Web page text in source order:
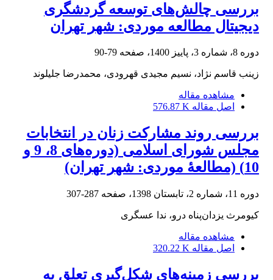
بررسی چالش‌های توسعه گردشگری
دیجیتال مطالعه موردی: شهر تهران
دوره 8، شماره 3، پاییز 1400، صفحه 79-90
زینب قاسم نژاد، نسیم مجیدی قهرودی، محمدرضا جلیلوند
مشاهده مقاله
اصل مقاله 576.87 K
بررسی روند مشارکت زنان در انتخابات
مجلس شورای اسلامی (دوره‌های 8، 9 و
10) (مطالعۀ موردی: شهر تهران)
دوره 11، شماره 2، تابستان 1398، صفحه 287-307
کیومرث یزدان‌پناه درو، ندا عسگری
مشاهده مقاله
اصل مقاله 320.22 K
بررسی زمینه‌های شکل‌گیری تعلق به